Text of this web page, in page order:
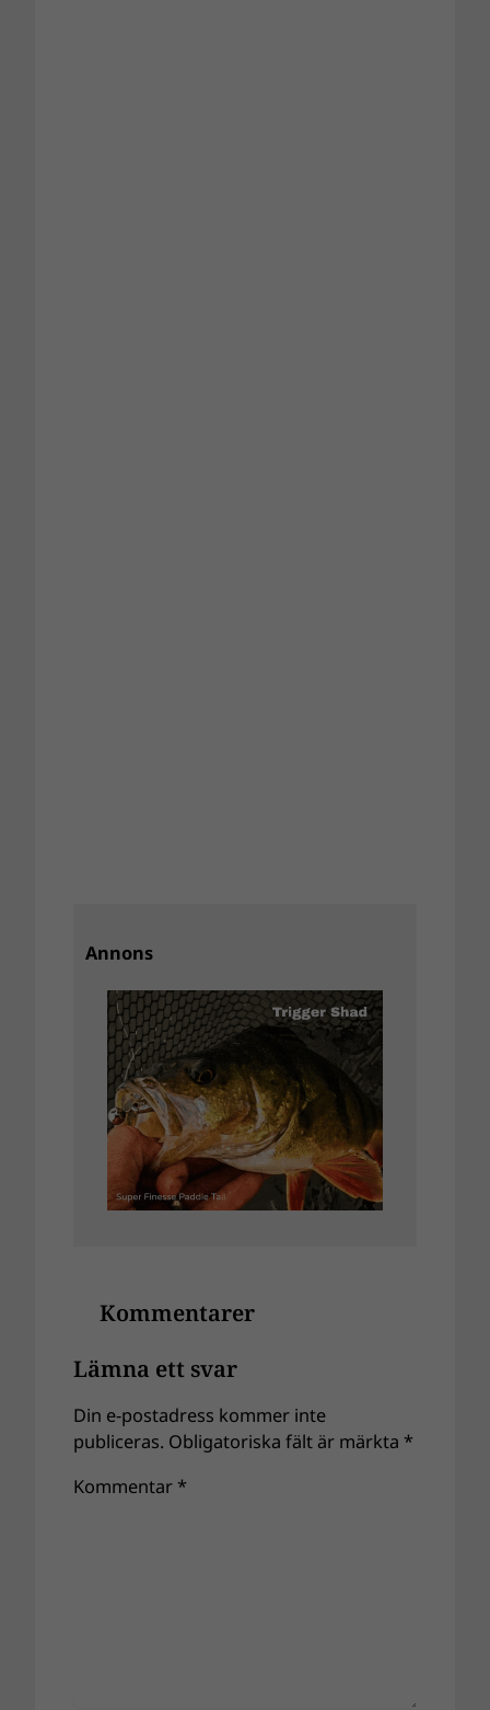
Annons
Kommentarer
Lämna ett svar
Din e-postadress kommer inte
publiceras. Obligatoriska fält är märkta *
Kommentar *